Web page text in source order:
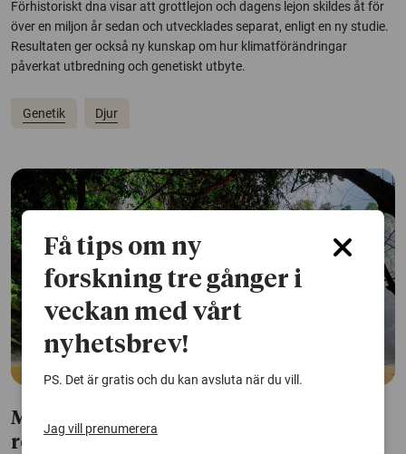
Förhistoriskt dna visar att grottlejon och dagens lejon skildes åt för
över en miljon år sedan och utvecklades separat, enligt en ny studie.
Resultaten ger också ny kunskap om hur klimatförändringar
påverkat utbredning och genetiskt utbyte.
Genetik Djur
Märklig bananfluga blev vattenlevande
rovdjur
Få tips om ny
forskning tre gånger i
veckan med vårt
nyhetsbrev!
PS. Det är gratis och du kan avsluta när du vill.
Jag vill prenumerera